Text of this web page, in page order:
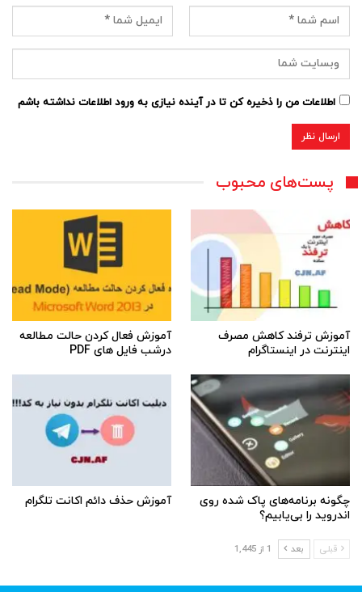
اطلاعات من را ذخیره کن تا در آینده نیازی به ورود اطلاعات نداشته باشم
پست‌های محبوب
آموزش ترفند کاهش مصرف
اینترنت در اینستاگرام
آموزش فعال کردن حالت مطالعه
درشب فایل های PDF
چگونه برنامه‌های پاک شده روی
اندروید را بی‌یابیم؟
آموزش حذف دائم اکانت تلگرام
قبلی بعد 1 از 1,445